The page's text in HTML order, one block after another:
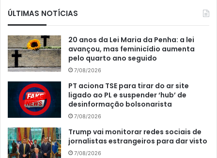
ÚLTIMAS NOTÍCIAS
20 anos da Lei Maria da Penha: a lei
avançou, mas feminicídio aumenta
pelo quarto ano seguido
7/08/2026
PT aciona TSE para tirar do ar site
ligado ao PL e suspender ‘hub’ de
desinformação bolsonarista
7/08/2026
Trump vai monitorar redes sociais de
jornalistas estrangeiros para dar visto
7/08/2026